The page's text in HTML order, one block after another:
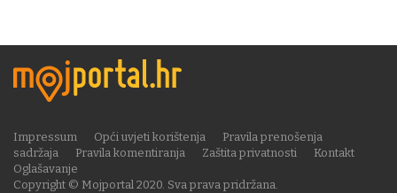
Copyright © Mojportal 2020. Sva prava pridržana.
Impressum Opći uvjeti korištenja
Pravila prenošenja
sadržaja
Pravila komentiranja Zaštita privatnosti
Kontakt
Oglašavanje